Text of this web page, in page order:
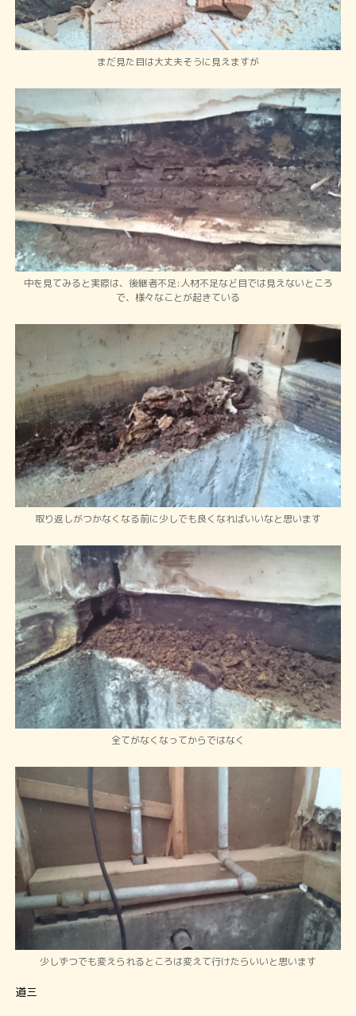
まだ見た目は大丈夫そうに見えますが
中を見てみると実際は、後継者不足:人材不足など目では見えないところ
で、様々なことが起きている
取り返しがつかなくなる前に少しでも良くなればいいなと思います
全てがなくなってからではなく
少しずつでも変えられるところは変えて行けたらいいと思います
道三